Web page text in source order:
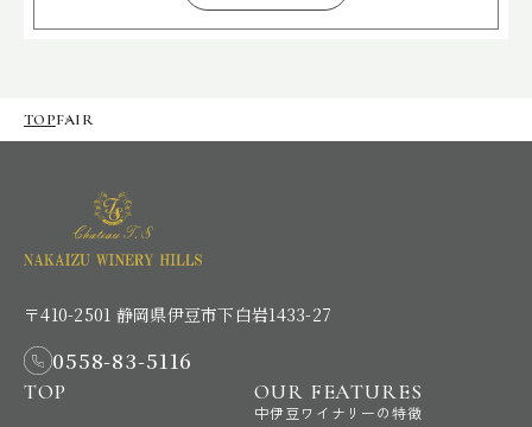
TOPFAIR
〒410-2501 静岡県伊豆市下白岩1433-27
0558-83-5116
TOP OUR FEATURES
中伊豆ワイナリーの特徴